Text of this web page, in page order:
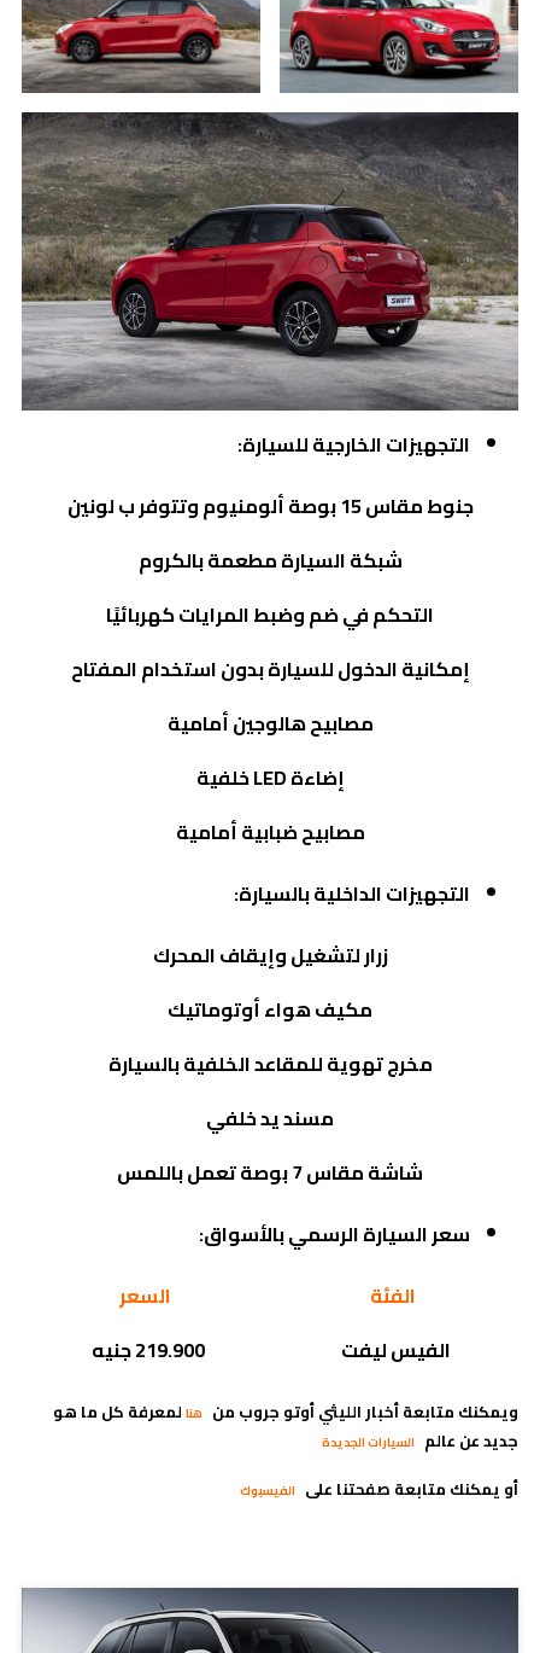
التجهيزات الخارجية للسيارة:
جنوط مقاس 15 بوصة ألومنيوم وتتوفر ب لونين
شبكة السيارة مطعمة بالكروم
التحكم في ضم وضبط المرايات كهربائيًا
إمكانية الدخول للسيارة بدون استخدام المفتاح
مصابيح هالوجين أمامية
إضاءةLEDخلفية
مصابيح ضبابية أمامية
التجهيزات الداخلية بالسيارة:
زرار لتشغيل وإيقاف المحرك
مكيف هواء أوتوماتيك
مخرج تهوية للمقاعد الخلفية بالسيارة
مسند يد خلفي
شاشة مقاس 7 بوصة تعمل باللمس
سعر السيارة الرسمي بالأسواق:
الفئة
السعر
الفيس ليفت
219.900 جنيه
ويمكنك متابعة أخبار الليثي أوتو جروب من هنا لمعرفة كل ما هو
جديد عن عالم السيارات الجديدة
أو يمكنك متابعة صفحتنا على الفيسبوك